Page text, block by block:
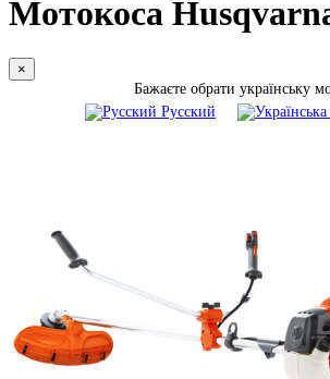
Мотокоса
×
Бажаєте обрати українську
Русский